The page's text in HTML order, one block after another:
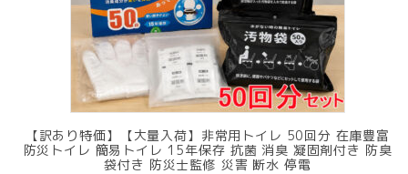
【訳あり特価】【大量入荷】非常用トイレ 50回分 在庫豊富
防災トイレ 簡易トイレ 15年保存 抗菌 消臭 凝固剤付き 防臭
袋付き 防災士監修 災害 断水 停電